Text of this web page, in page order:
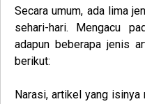
Secara umum, ada lima
sehari-hari. Mengacu
adapun beberapa jenis
berikut:
Narasi, artikel yang isinya